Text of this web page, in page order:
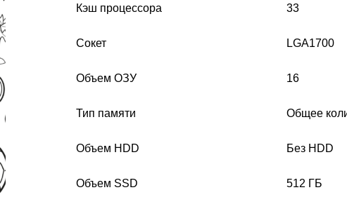
Кэш процессора 33
Сокет LGA1700
Объем ОЗУ 16
Тип памяти Общее
Объем HDD Без HDD
Объем SSD 512 ГБ